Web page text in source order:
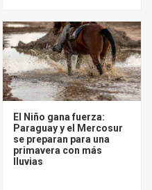
El Niño gana fuerza:
Paraguay y el Mercosur
se preparan para una
primavera con más
lluvias